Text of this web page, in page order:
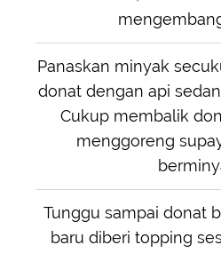
Panaskan minyak
donat dengan api
Cukup membalik
menggoreng
Tunggu sampai donat
baru diberi topping